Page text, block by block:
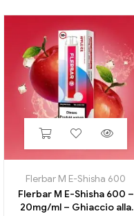
Flerbar M E-Shisha 600
Flerbar M E-Shisha 600 –
20mg/ml – Ghiaccio alla